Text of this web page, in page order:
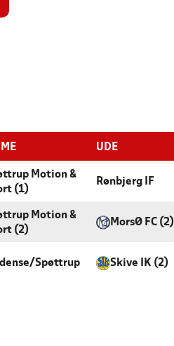
UDE
Motion &
(1)
Rønbjerg IF
Motion &
(2)
MorsØ FC (2)
Spøttrup Skive IK (2)